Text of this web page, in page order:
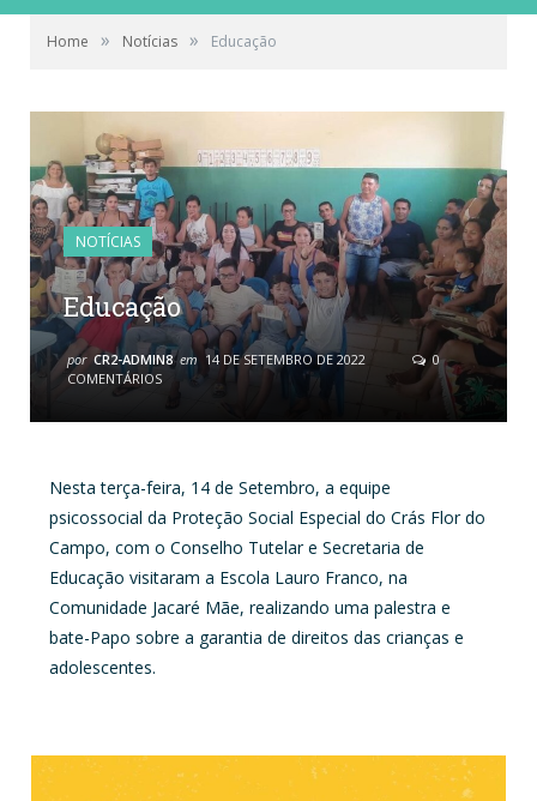
Home » Notícias » Educação
NOTÍCIAS
Educação
por CR2-ADMIN8 em 14 DE SETEMBRO DE 2022
0
COMENTÁRIOS
Nesta terça-feira, 14 de Setembro, a equipe
psicossocial da Proteção Social Especial do Crás Flor do
Campo, com o Conselho Tutelar e Secretaria de
Educação visitaram a Escola Lauro Franco, na
Comunidade Jacaré Mãe, realizando uma palestra e
bate-Papo sobre a garantia de direitos das crianças e
adolescentes.